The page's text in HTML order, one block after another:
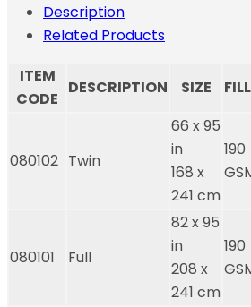
Description
Related Products
ITEM
CODE
DESCRIPTION SIZE
080102 Twin
66 x 95
in
168 x
241 cm
190
080101 Full
82 x 95
in
208 x
241 cm
190